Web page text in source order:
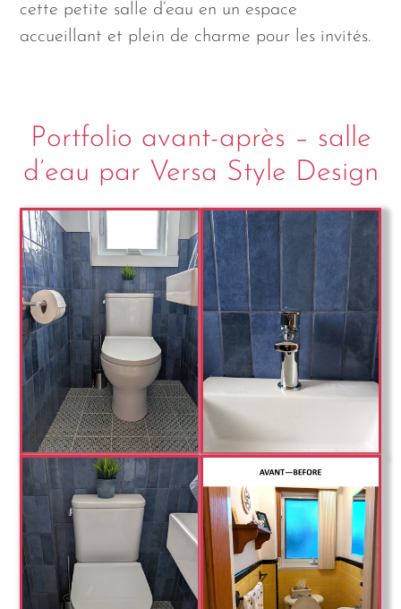
cette petite salle d’eau en un espace
accueillant et plein de charme pour les invités.
Portfolio avant-après – salle
d’eau par Versa Style Design